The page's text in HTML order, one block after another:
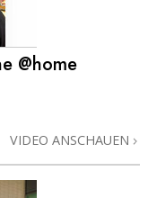
@home
VIDEO ANSCHAUEN